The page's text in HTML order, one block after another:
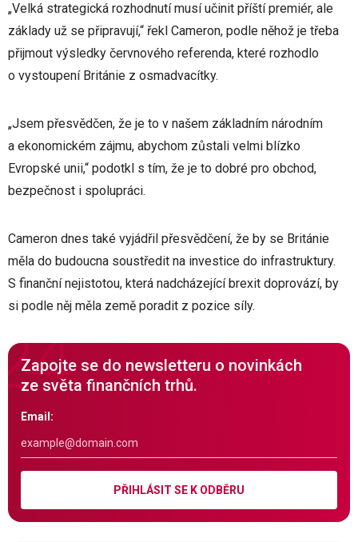
„Velká strategická rozhodnutí musí učinit příští premiér, ale
základy už se připravují,“ řekl Cameron, podle něhož je třeba
přijmout výsledky červnového referenda, které rozhodlo
o vystoupení Británie z osmadvacítky.
„Jsem přesvědčen, že je to v našem základním národním
a ekonomickém zájmu, abychom zůstali velmi blízko
Evropské unii,“ podotkl s tím, že je to dobré pro obchod,
bezpečnost i spolupráci.
Cameron dnes také vyjádřil přesvědčení, že by se Británie
měla do budoucna soustředit na investice do infrastruktury.
S finanční nejistotou, která nadcházející brexit doprovází, by
si podle něj měla země poradit z pozice síly.
Zapojte se do newsletteru o novinkách
ze světa finančních trhů.
Email:
PŘIHLÁSIT SE K ODBĚRU